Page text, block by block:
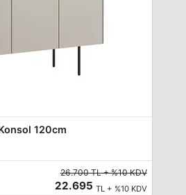
120cm
26.700 TL + %10 KDV
22.695 TL + %10 KDV